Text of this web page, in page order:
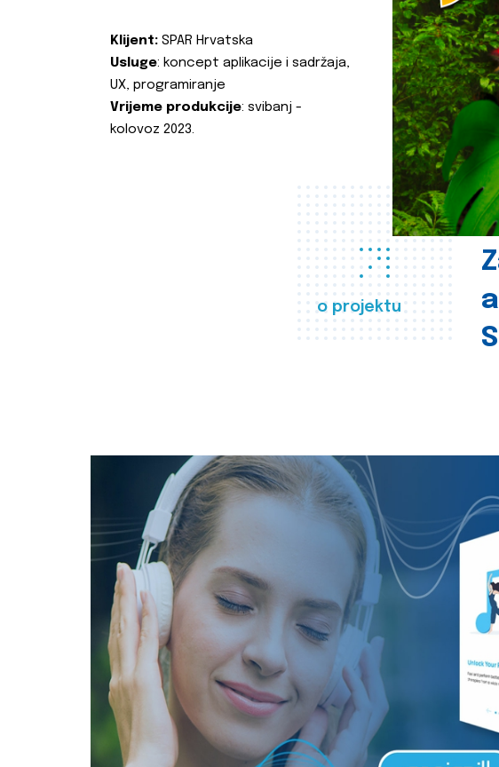
o projektu
Klijent: SPAR Hrvatska
Usluge: koncept aplikacije i sadržaja,
UX, programiranje
Vrijeme produkcije: svibanj -
kolovoz 2023.